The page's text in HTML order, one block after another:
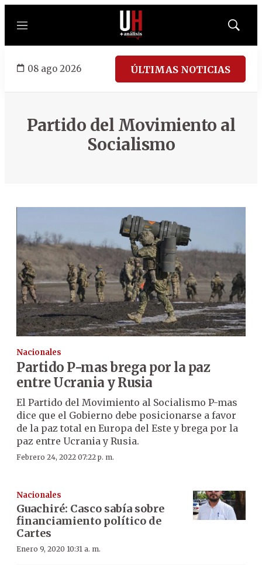
Menú
Mostrar
08 ago 2026 ÚLTIMAS NOTICIAS
Partido del Movimiento al
Socialismo
Nacionales
Partido P-mas brega por la paz
entre Ucrania y Rusia
El Partido del Movimiento al Socialismo P-mas
dice que el Gobierno debe posicionarse a favor
de la paz total en Europa del Este y brega por la
paz entre Ucrania y Rusia.
Febrero 24, 2022 07:22 p. m.
Nacionales
Guachiré: Casco sabía sobre
financiamiento político de
Cartes
Enero 9, 2020 10:31 a. m.